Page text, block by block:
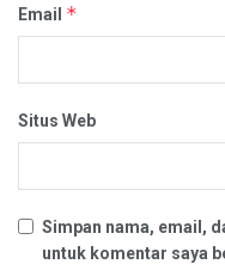
Email *
Situs Web
Simpan nama, email,
untuk komentar saya